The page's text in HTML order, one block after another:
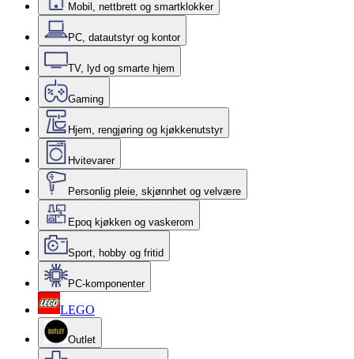
Mobil, nettbrett og smartklokker
PC, datautstyr og kontor
TV, lyd og smarte hjem
Gaming
Hjem, rengjøring og kjøkkenutstyr
Hvitevarer
Personlig pleie, skjønnhet og velvære
Epoq kjøkken og vaskerom
Sport, hobby og fritid
PC-komponenter
LEGO
Outlet